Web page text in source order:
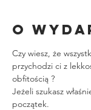
O
Czy wiesz, że
przychodzi ci z
obfitością ?
Jeżeli szukasz
początek.